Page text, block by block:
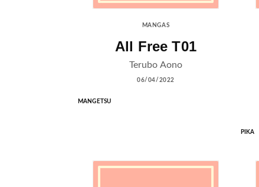
MANGAS
All Free T01
Terubo Aono
06/04/2022
MANGETSU
PIKA